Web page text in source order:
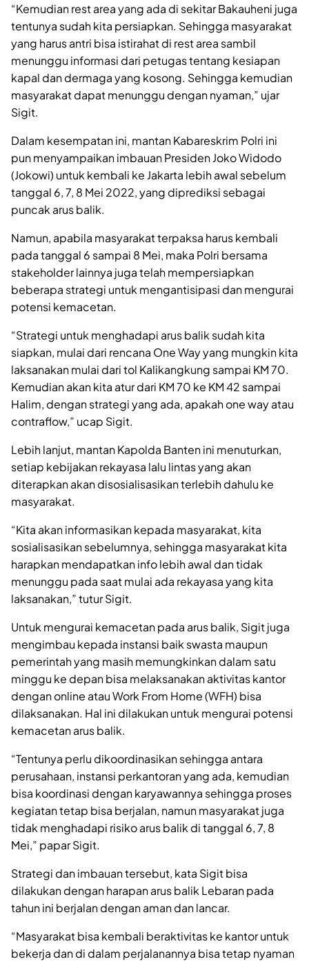
“Kemudian rest area yang ada di sekitar Bakauheni juga
tentunya sudah kita persiapkan. Sehingga masyarakat
yang harus antri bisa istirahat di rest area sambil
menunggu informasi dari petugas tentang kesiapan
kapal dan dermaga yang kosong. Sehingga kemudian
masyarakat dapat menunggu dengan nyaman,” ujar
Sigit.
Dalam kesempatan ini, mantan Kabareskrim Polri ini
pun menyampaikan imbauan Presiden Joko Widodo
(Jokowi) untuk kembali ke Jakarta lebih awal sebelum
tanggal 6, 7, 8 Mei 2022, yang diprediksi sebagai
puncak arus balik.
Namun, apabila masyarakat terpaksa harus kembali
pada tanggal 6 sampai 8 Mei, maka Polri bersama
stakeholder lainnya juga telah mempersiapkan
beberapa strategi untuk mengantisipasi dan mengurai
potensi kemacetan.
“Strategi untuk menghadapi arus balik sudah kita
siapkan, mulai dari rencana One Way yang mungkin kita
laksanakan mulai dari tol Kalikangkung sampai KM 70.
Kemudian akan kita atur dari KM 70 ke KM 42 sampai
Halim, dengan strategi yang ada, apakah one way atau
contraflow,” ucap Sigit.
Lebih lanjut, mantan Kapolda Banten ini menuturkan,
setiap kebijakan rekayasa lalu lintas yang akan
diterapkan akan disosialisasikan terlebih dahulu ke
masyarakat.
“Kita akan informasikan kepada masyarakat, kita
sosialisasikan sebelumnya, sehingga masyarakat kita
harapkan mendapatkan info lebih awal dan tidak
menunggu pada saat mulai ada rekayasa yang kita
laksanakan,” tutur Sigit.
Untuk mengurai kemacetan pada arus balik, Sigit juga
mengimbau kepada instansi baik swasta maupun
pemerintah yang masih memungkinkan dalam satu
minggu ke depan bisa melaksanakan aktivitas kantor
dengan online atau Work From Home (WFH) bisa
dilaksanakan. Hal ini dilakukan untuk mengurai potensi
kemacetan arus balik.
“Tentunya perlu dikoordinasikan sehingga antara
perusahaan, instansi perkantoran yang ada, kemudian
bisa koordinasi dengan karyawannya sehingga proses
kegiatan tetap bisa berjalan, namun masyarakat juga
tidak menghadapi risiko arus balik di tanggal 6, 7, 8
Mei,” papar Sigit.
Strategi dan imbauan tersebut, kata Sigit bisa
dilakukan dengan harapan arus balik Lebaran pada
tahun ini berjalan dengan aman dan lancar.
“Masyarakat bisa kembali beraktivitas ke kantor untuk
bekerja dan di dalam perjalanannya bisa tetap nyaman